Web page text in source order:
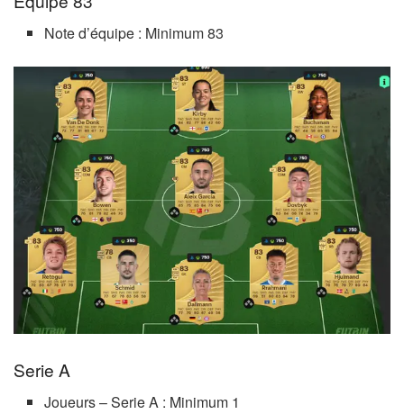
Note d’équipe : Minimum 83
Serie A
Joueurs – Serie A : Minimum 1